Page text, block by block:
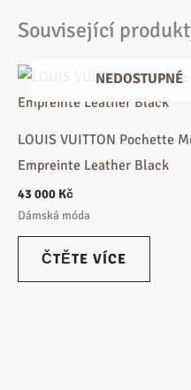
Související
NEDOSTUPNÉ
LOUIS VUITTON Pochette
Empreinte Leather Black
43 000 Kč
Dámská móda
ČTĚTE VÍCE